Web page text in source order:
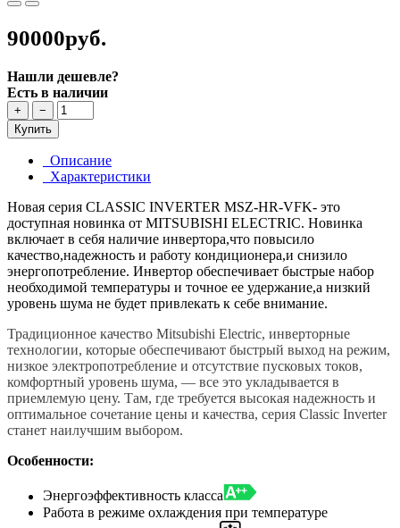
90000руб.
Нашли дешевле?
Есть в наличии
+
−
Купить
Описание
Характеристики
Новая серия CLASSIC INVERTER MSZ-HR-VFK- это
доступная новинка от MITSUBISHI ELECTRIC. Новинка
включает в себя наличие инвертора,что повысило
качество,надежность и работу кондиционера,и снизило
энергопотребление. Инвертор обеспечивает быстрые набор
необходимой температуры и точное ее удержание,а низкий
уровень шума не будет привлекать к себе внимание.
Традиционное качество Mitsubishi Electric, инверторные
технологии, которые обеспечивают быстрый выход на режим,
низкое электропотребление и отсутствие пусковых токов,
комфортный уровень шума, — все это укладывается в
приемлемую цену. Там, где требуется высокая надежность и
оптимальное сочетание цены и качества, серия Classic Inverter
станет наилучшим выбором.
Особенности:
Энергоэффективность класса
Работа в режиме охлаждения при температуре